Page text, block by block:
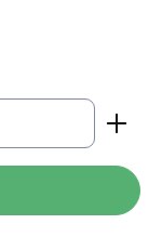
Wert